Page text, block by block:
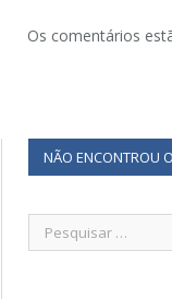
Os comentários
NÃO ENCONTROU